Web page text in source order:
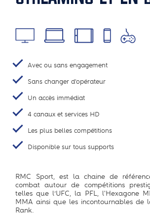
Avec ou sans engagement
Sans changer d'opérateur
Un accès immédiat
4 canaux et services HD
Les plus belles compétitions
Disponible sur tous supports
RMC Sport, est la chaine de
combat autour de compétitions
telles que l’UFC, la PFL, l'Hexagone
MMA ainsi que les incontournables de
Rank.